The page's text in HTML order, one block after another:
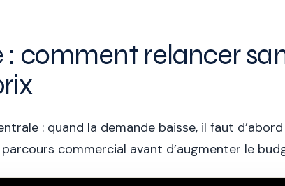
: comment relancer
: quand la demande baisse, il faut
commercial avant d’augmenter le